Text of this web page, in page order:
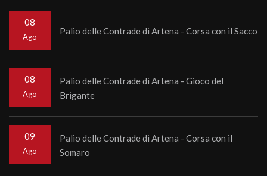
08
Ago
Palio delle Contrade di Artena - Corsa con il Sacco
08
Ago
Palio delle Contrade di Artena - Gioco del
Brigante
09
Ago
Palio delle Contrade di Artena - Corsa con il
Somaro